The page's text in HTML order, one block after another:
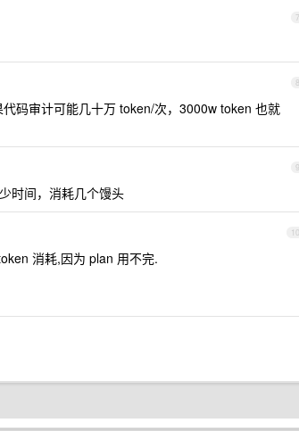
7
8
码审计可能几十万 token/次，3000w token 也就
9
时间，消耗几个馒头
10
消耗,因为 plan 用不完.